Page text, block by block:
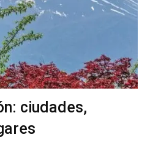
ciudades,